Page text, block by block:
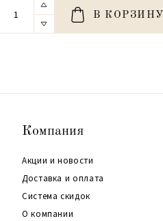
В КОРЗИНУ
Компания
Акции и новости
Доставка и оплата
Система скидок
О компании